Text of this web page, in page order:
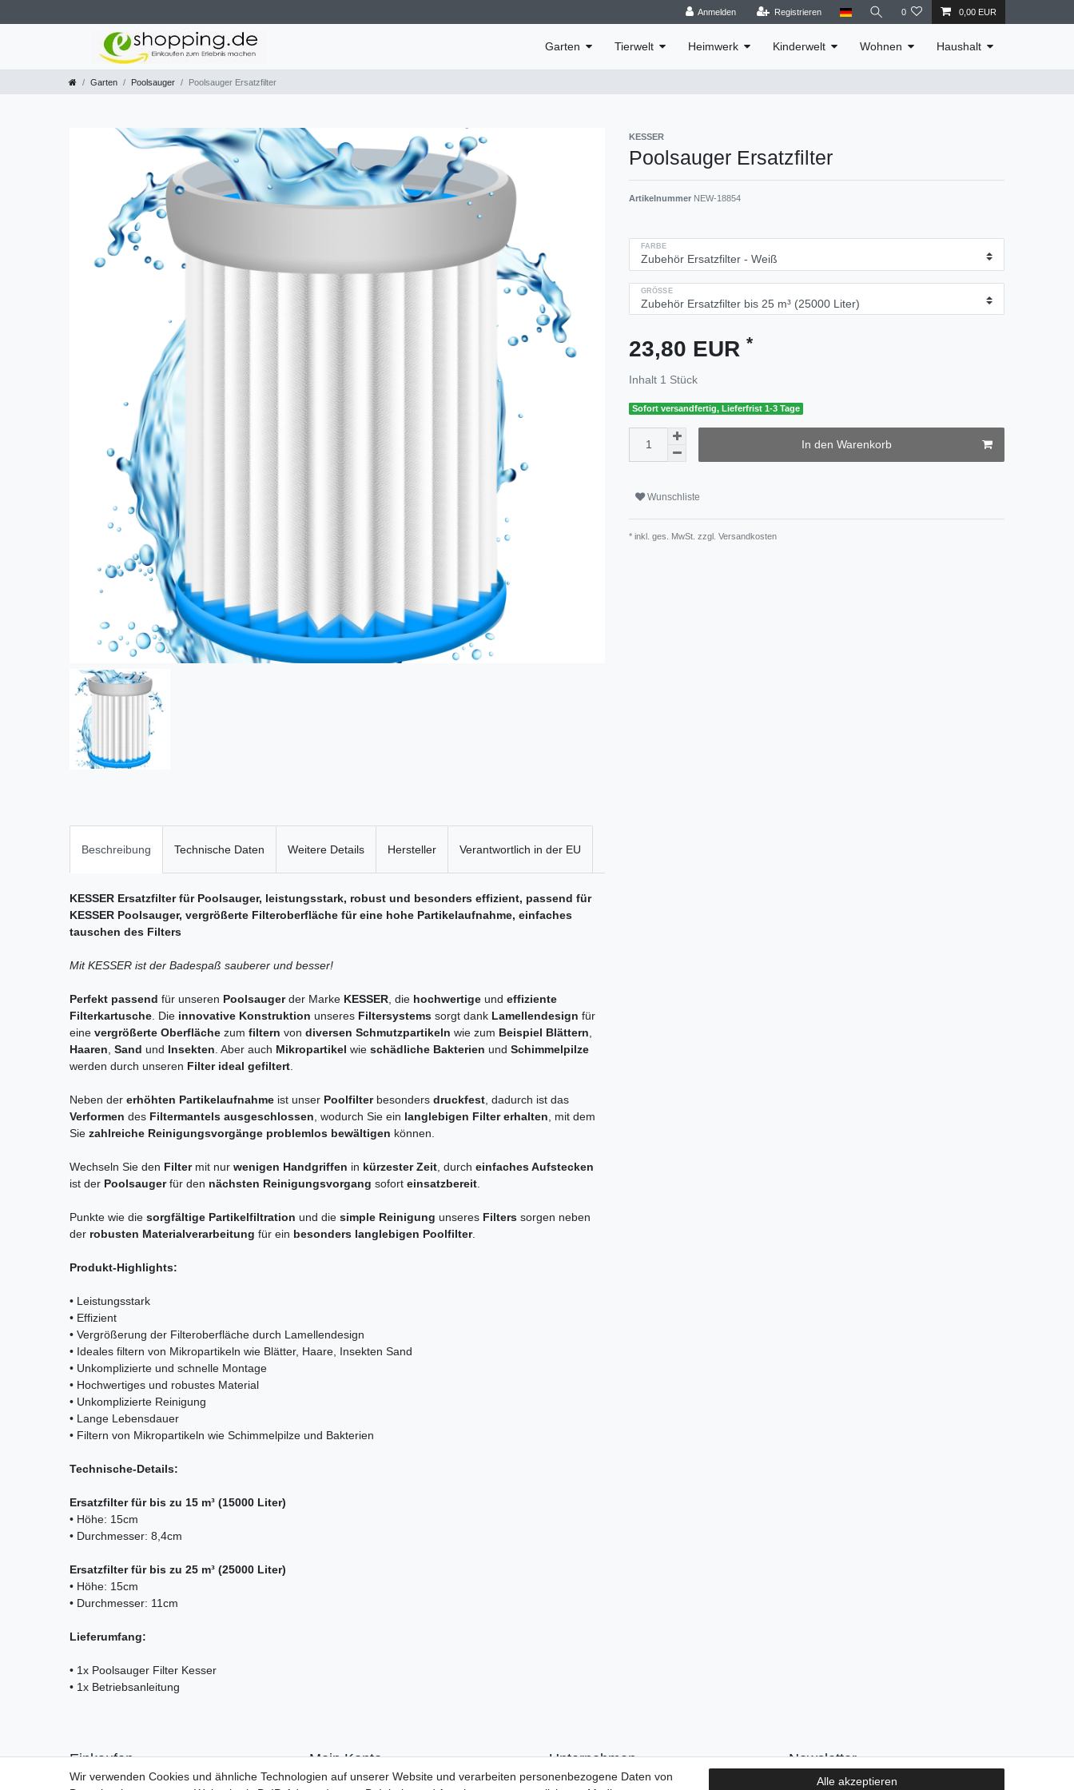
Anmelden Registrieren 0 0,00 EUR
Garten Tierwelt Heimwerk Kinderwelt Wohnen Haushalt
Garten Poolsauger Poolsauger Ersatzfilter
KESSER
Poolsauger Ersatzfilter
Artikelnummer NEW-18854
FARBE
GRÖSSE
23,80 EUR *
Inhalt 1 Stück
Sofort versandfertig, Lieferfrist 1-3 Tage
In den Warenkorb
Wunschliste
* inkl. ges. MwSt. zzgl. Versandkosten
Beschreibung Technische Daten Weitere Details Hersteller Verantwortlich in der EU
KESSER Ersatzfilter für Poolsauger, leistungsstark, robust und besonders effizient, passend für
KESSER Poolsauger, vergrößerte Filteroberfläche für eine hohe Partikelaufnahme, einfaches
tauschen des Filters
Mit KESSER ist der Badespaß sauberer und besser!
Perfekt passend für unseren Poolsaugerder Marke KESSER , die hochwertige und effiziente
Filterkartusche . Die innovative Konstruktion unseres Filtersystems sorgt dank Lamellendesign für
eine vergrößerte Oberfläche zum filtern von diversen Schmutzpartikeln wie zum Beispiel Blättern
Haaren Sand und Insekten . Aber auch Mikropartikel wie schädliche Bakterien und Schimmelpilze
werden durch unseren Filter ideal gefiltert
Neben der erhöhten Partikelaufnahme ist unser Poolfilter besonders druckfest , dadurch ist das
Verformen des Filtermantels ausgeschlossen , wodurch Sie ein langlebigen Filter erhalten , mit dem
Sie zahlreiche Reinigungsvorgänge problemlos bewältigen können.
Wechseln Sie den Filter mit nur wenigen Handgriffen in kürzester Zeit , durch einfaches Aufstecken
ist der Poolsaugerfür den nächsten Reinigungsvorgang sofort einsatzbereit
Punkte wie die sorgfältige Partikelfiltration und die simple Reinigung unseres Filters sorgen neben
der robusten Materialverarbeitung für ein besonders langlebigen Poolfilter.
Produkt-Highlights:
• Leistungsstark
• Effizient
• Vergrößerung der Filteroberfläche durch Lamellendesign
• Ideales filtern von Mikropartikeln wie Blätter, Haare, Insekten Sand
• Unkomplizierte und schnelle Montage
• Hochwertiges und robustes Material
• Unkomplizierte Reinigung
• Lange Lebensdauer
• Filtern von Mikropartikeln wie Schimmelpilze und Bakterien
Technische-Details:
Ersatzfilter für bis zu 15 m³ (15000 Liter)
• Höhe: 15cm
• Durchmesser: 8,4cm
Ersatzfilter für bis zu 25 m³ (25000 Liter)
• Höhe: 15cm
• Durchmesser: 11cm
Lieferumfang:
• 1x Poolsauger Filter Kesser
• 1x Betriebsanleitung
Einkaufen
Zahlungsarten
Mein Konto
Anmelden
Unternehmen
Kontakt
Newsletter
E-MAIL **
Wir verwenden Cookies und ähnliche Technologien auf unserer Website und verarbeiten personenbezogene Daten von
Alle akzeptieren